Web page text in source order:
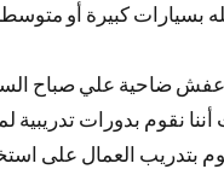
بسيارات كبيرة أو
ضاحية علي صباح
نقوم بدورات تدريبية
بتدريب العمال على